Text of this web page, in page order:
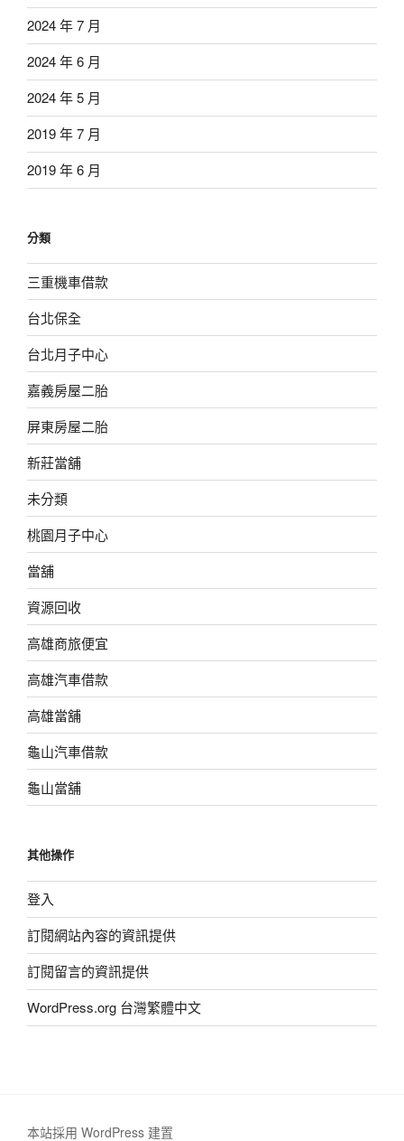
2024 年 7 月
2024 年 6 月
2024 年 5 月
2019 年 7 月
2019 年 6 月
分類
三重機車借款
台北保全
台北月子中心
嘉義房屋二胎
屏東房屋二胎
新莊當舖
未分類
桃園月子中心
當舖
資源回收
高雄商旅便宜
高雄汽車借款
高雄當舖
龜山汽車借款
龜山當舖
其他操作
登入
訂閱網站內容的資訊提供
訂閱留言的資訊提供
WordPress.org 台灣繁體中文
本站採用 WordPress 建置